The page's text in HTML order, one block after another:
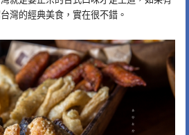
灣的經典美食，實在很不錯。